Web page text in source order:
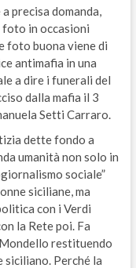
precisa domanda,
in occasioni
foto buona viene di
antimafia in una
a dire i funerali del
dalla mafia il 3
Setti Carraro.
dette fondo a
umanità non solo in
sociale”
siciliane, ma
con i Verdi
la Rete poi. Fa
restituendo
siciliano. Perché la